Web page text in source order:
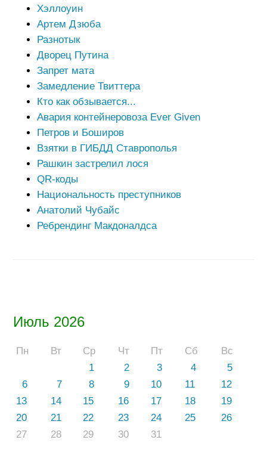
Июль 2026
Пн Вт Ср Чт Пт Сб
Вс
1
2 3 4
5
6
7 8 9 10 11
12
13
14 15 16 17 18
19
20
21 22 23 24 25
26
27
28 29 30 31
Хэллоуин
Артем Дзюба
Разнотык
Дворец Путина
Запрет мата
Замедление Твиттера
Кто как обзывается...
Авария контейнеровоза Ever Given
Петров и Боширов
Взятки в ГИБДД Ставрополья
Рашкин застрелил лося
QR-коды
Национальность преступников
Анатолий Чубайс
Ребрендинг Макдоналдса